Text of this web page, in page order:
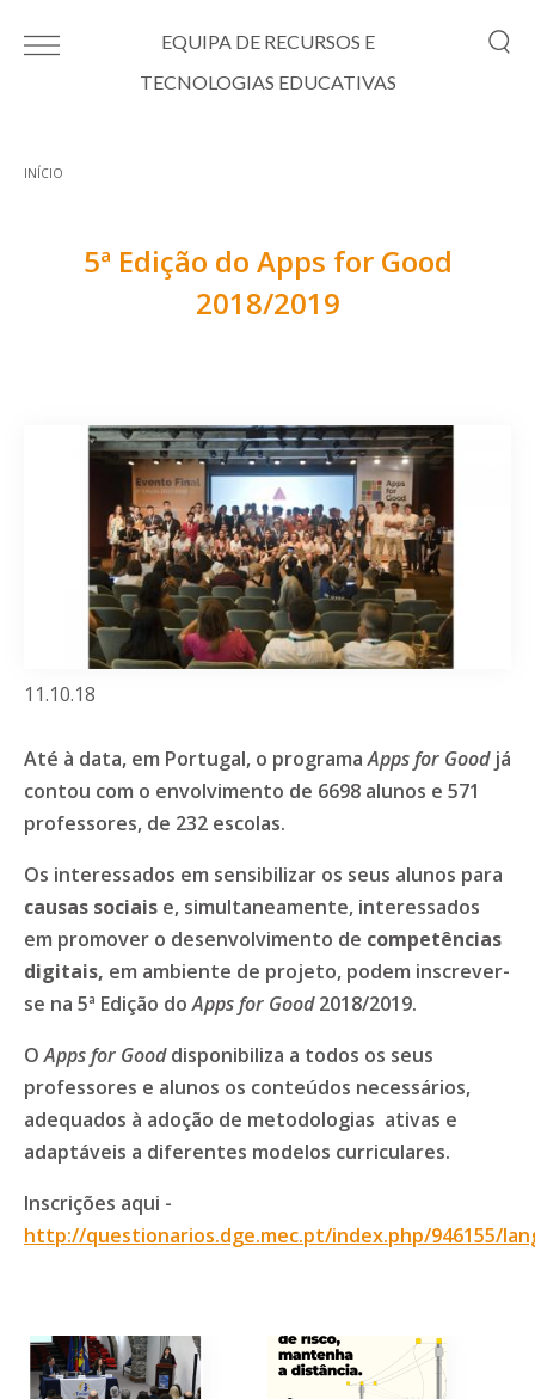
EQUIPA DE RECURSOS E
TECNOLOGIAS EDUCATIVAS
INÍCIO
5ª Edição do Apps for Good
2018/2019
11.10.18
Até à data, em Portugal, o programaApps for Goodjá
contou com o envolvimento de 6698 alunos e 571
professores, de 232 escolas.
Os interessados em sensibilizar os seus alunos para
causas sociais e, simultaneamente, interessados
em promover o desenvolvimento de competências
digitais, em ambiente de projeto, podem inscrever-
se na 5ª Edição doApps for Good2018/2019.
OApps for Gooddisponibiliza a todos os seus
professores e alunos os conteúdos necessários,
adequados à adoção de metodologias ativas e
adaptáveis a diferentes modelos curriculares.
Inscrições aqui -
http://questionarios.dge.mec.pt/index.php/946155/